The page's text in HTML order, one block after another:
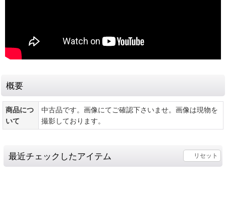
概要
商品につ
いて
中古品です。画像にてご確認下さいませ。画像は現物を
撮影しております。
最近チェックしたアイテム リセット